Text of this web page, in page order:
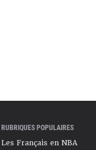
RUBRIQUES POPULAIRES
Les Français en NBA